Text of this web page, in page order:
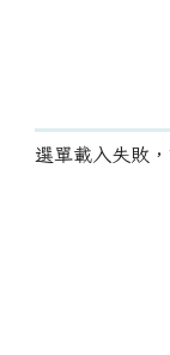
選單載入失敗